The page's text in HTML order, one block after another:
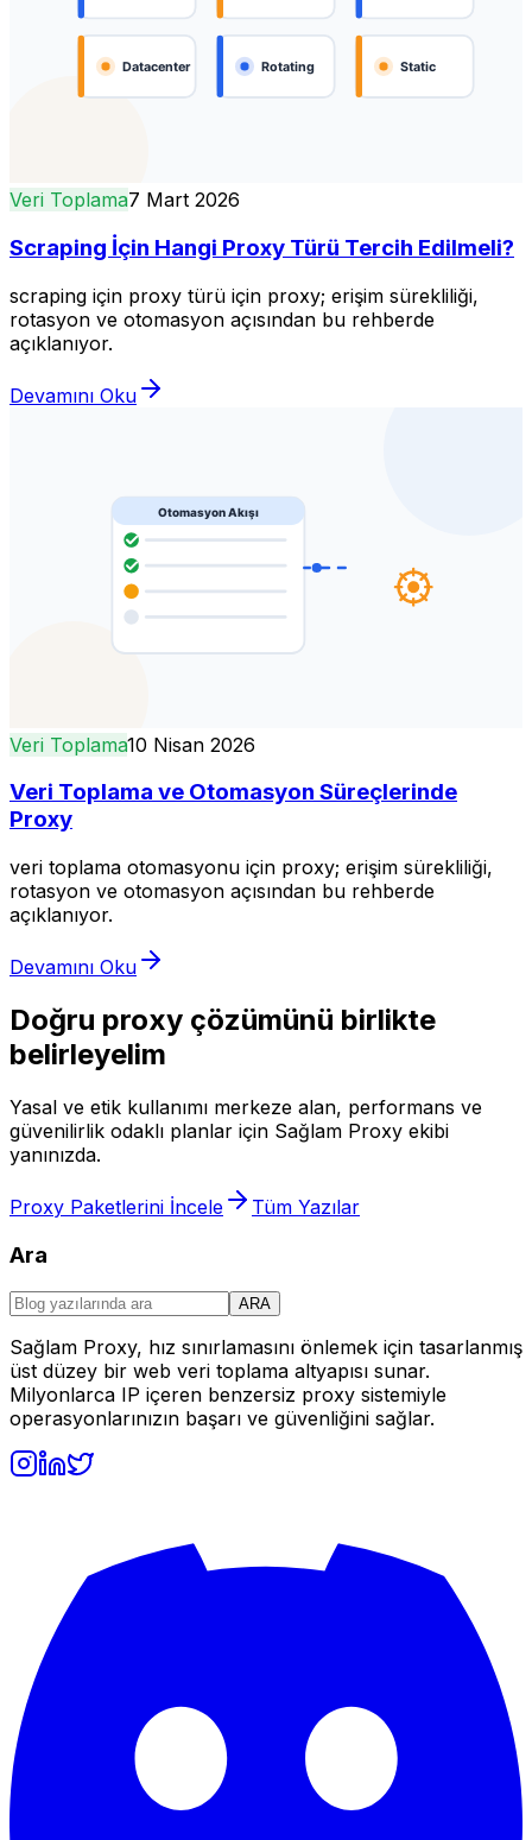
Veri Toplama7 Mart 2026
Scraping İçin Hangi Proxy Türü Tercih Edilmeli?
scraping için proxy türü için proxy; erişim sürekliliği,
rotasyon ve otomasyon açısından bu rehberde
açıklanıyor.
Devamını Oku
Veri Toplama10 Nisan 2026
Veri Toplama ve Otomasyon Süreçlerinde
Proxy
veri toplama otomasyonu için proxy; erişim sürekliliği,
rotasyon ve otomasyon açısından bu rehberde
açıklanıyor.
Devamını Oku
Doğru proxy çözümünü birlikte
belirleyelim
Yasal ve etik kullanımı merkeze alan, performans ve
güvenilirlik odaklı planlar için Sağlam Proxy ekibi
yanınızda.
Proxy Paketlerini İncele Tüm Yazılar
Ara
ARA
Sağlam Proxy, hız sınırlamasını önlemek için tasarlanmış
üst düzey bir web veri toplama altyapısı sunar.
Milyonlarca IP içeren benzersiz proxy sistemiyle
operasyonlarınızın başarı ve güvenliğini sağlar.